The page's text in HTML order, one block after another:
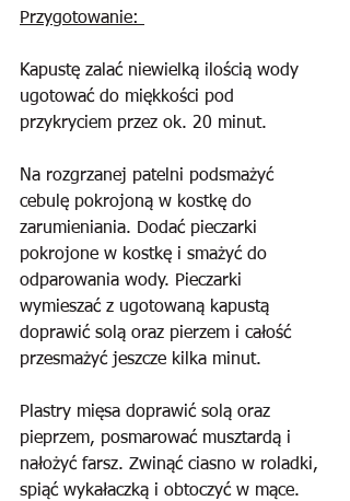
Przygotowanie:
Kapustę zalać niewielką ilością wody
ugotować do miękkości pod
przykryciem przez ok. 20 minut.
Na rozgrzanej patelni podsmażyć
cebulę pokrojoną w kostkę do
zarumieniania. Dodać pieczarki
pokrojone w kostkę i smażyć do
odparowania wody. Pieczarki
wymieszać z ugotowaną kapustą
doprawić solą oraz pierzem i całość
przesmażyć jeszcze kilka minut.
Plastry mięsa doprawić solą oraz
pieprzem, posmarować musztardą i
nałożyć farsz. Zwinąć ciasno w roladki,
spiąć wykałaczką i obtoczyć w mące.